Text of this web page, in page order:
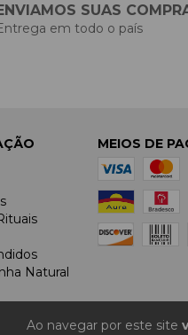
Ao navegar por este site
SUAS
em todo o país
Natural
MEIOS DE